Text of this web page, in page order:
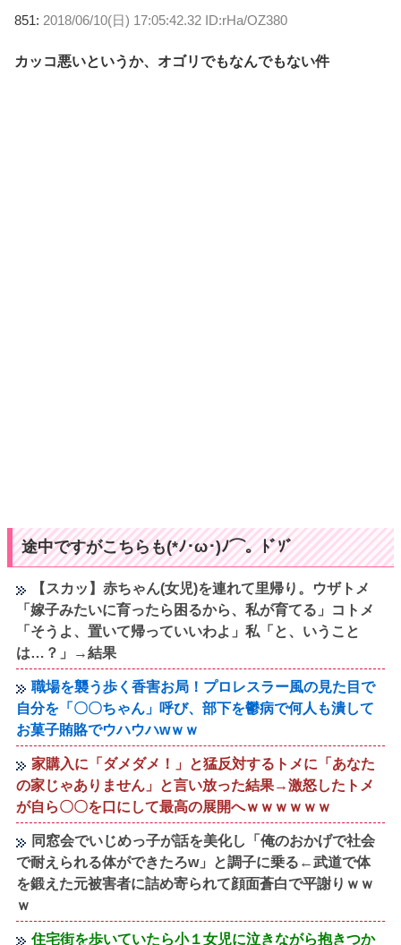
851: 2018/06/10(日) 17:05:42.32 ID:rHa/OZ380
カッコ悪いというか、オゴリでもなんでもない件
途中ですがこちらも(*ﾉ･ω･)ﾉ⌒。ﾄﾞｿﾞ
【スカッ】赤ちゃん(女児)を連れて里帰り。ウザトメ
「嫁子みたいに育ったら困るから、私が育てる」コトメ
「そうよ、置いて帰っていいわよ」私「と、いうこと
は…？」→結果
職場を襲う歩く香害お局！プロレスラー風の見た目で
自分を「〇〇ちゃん」呼び、部下を鬱病で何人も潰して
お菓子賄賂でウハウハwｗｗ
家購入に「ダメダメ！」と猛反対するトメに「あなた
の家じゃありません」と言い放った結果→激怒したトメ
が自ら〇〇を口にして最高の展開へｗｗｗｗｗｗ
同窓会でいじめっ子が話を美化し「俺のおかげで社会
で耐えられる体ができたろw」と調子に乗る←武道で体
を鍛えた元被害者に詰め寄られて顔面蒼白で平謝りｗｗ
ｗ
住宅街を歩いていたら小１女児に泣きながら抱きつか